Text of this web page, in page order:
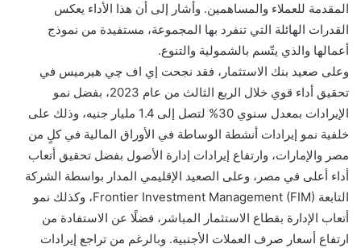
المقدمة للعملاء والمساهمين. وأشار إلى أن هذا الأداء يعكس
القدرات الهائلة التي تنفرد بها المجموعة، مستفيدة من نموذج
أعمالها والذي يتّسم بالشمولية والتنوع.
وعلى صعيد بنك الاستثمار، فقد نجحت إي اف چي هيرميس في
تحقيق أداء قوي خلال الربع الثالث من عام 2023، بفضل نمو
الإيرادات بمعدل سنوي 30% لتصل إلى 1.4 مليار جنيه، وذلك على
خلفية نمو إيرادات أنشطة الوساطة في الأوراق المالية في كلٍ من
مصر والإمارات، وارتفاع إيرادات إدارة الأصول بفضل تحقيق أتعاب
أداء أعلى في مصر، وعلى الصعيد الإقليمي المدار بواسطة الشركة
التابعة Frontier Investment Management (FIM)، وكذلك نمو
أتعاب الإدارة بقطاع الاستثمار المباشر، فضلًا عن الاستفادة من
ارتفاع أسعار صرف العملات الأجنبية. وبالرغم من تراجع إيرادات